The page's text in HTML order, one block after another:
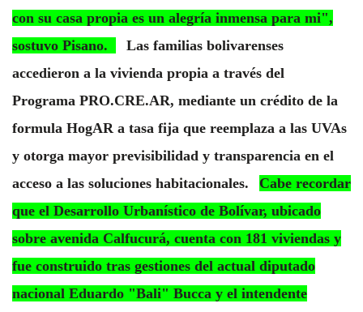
con su casa propia es un alegría inmensa para mi",
sostuvo Pisano.
Las familias bolivarenses
accedieron a la vivienda propia a través del
Programa PRO.CRE.AR, mediante un crédito de la
formula HogAR a tasa fija que reemplaza a las UVAs
y otorga mayor previsibilidad y transparencia en el
acceso a las soluciones habitacionales.
Cabe recordar
que el Desarrollo Urbanístico de Bolívar, ubicado
sobre avenida Calfucurá, cuenta con 181 viviendas y
fue construido tras gestiones del actual diputado
nacional Eduardo "Bali" Bucca y el intendente